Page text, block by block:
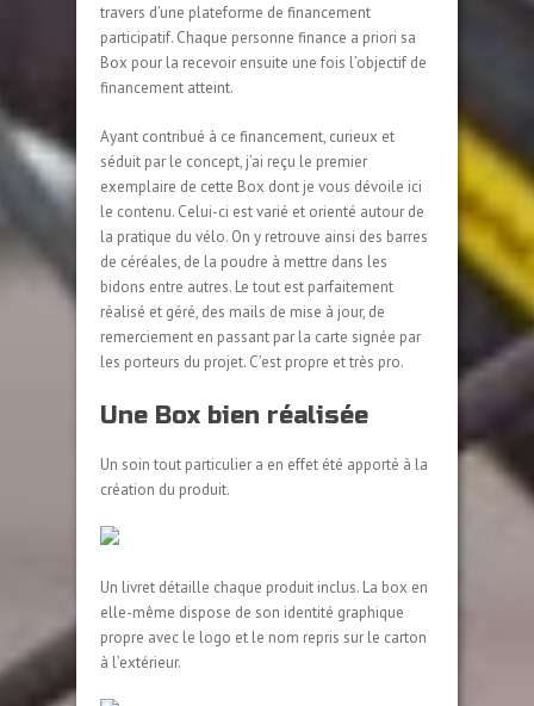
travers d’une plateforme de financement
participatif. Chaque personne finance a priori sa
Box pour la recevoir ensuite une fois l’objectif de
financement atteint.
Ayant contribué à ce financement, curieux et
séduit par le concept, j’ai reçu le premier
exemplaire de cette Box dont je vous dévoile ici
le contenu. Celui-ci est varié et orienté autour de
la pratique du vélo. On y retrouve ainsi des barres
de céréales, de la poudre à mettre dans les
bidons entre autres. Le tout est parfaitement
réalisé et géré, des mails de mise à jour, de
remerciement en passant par la carte signée par
les porteurs du projet. C’est propre et très pro.
Une Box bien réalisée
Un soin tout particulier a en effet été apporté à la
création du produit.
Un livret détaille chaque produit inclus. La box en
elle-même dispose de son identité graphique
propre avec le logo et le nom repris sur le carton
à l’extérieur.